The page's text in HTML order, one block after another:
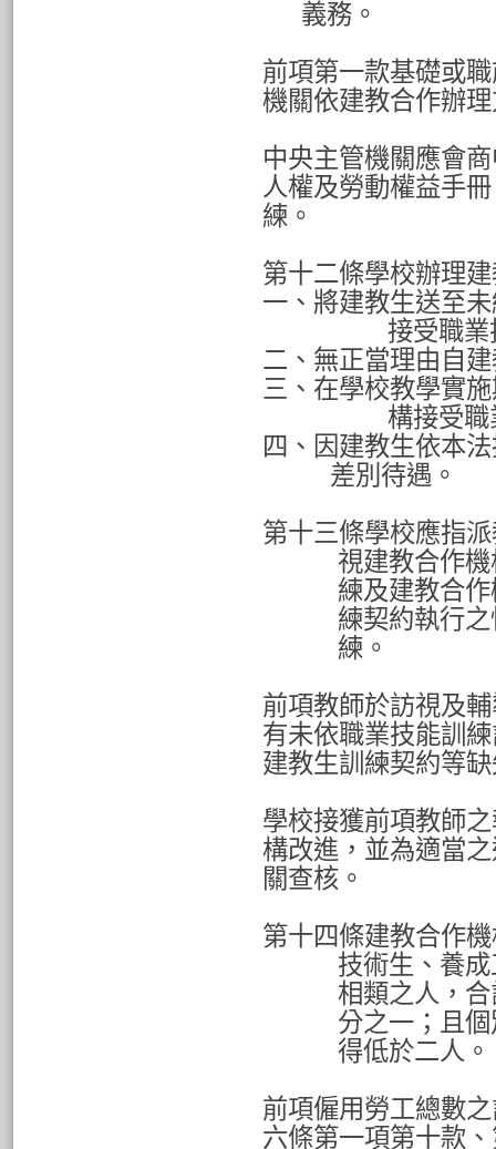
義務。
前項第一款基礎或
機關依建教合作辦
中央主管機關應會
人權及勞動權益手
練。
第十二條學校辦理
一、將建教生送至
接受職
二、無正當理由自
三、在學校教學實
構接受
四、因建教生依本
差別待遇。
第十三條學校應指
視建教合作
練及建教合
練契約執行
練。
前項教師於訪視及
有未依職業技能訓
建教生訓練契約等
學校接獲前項教師
構改進，並為適當
關查核。
第十四條建教合作
技術生、養
相類之人，
分之一；且
得低於二人。
前項僱用勞工總數
六條第一項第十款